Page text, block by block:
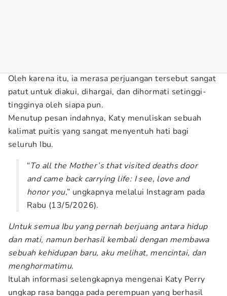
Oleh karena itu, ia merasa perjuangan tersebut sangat
patut untuk diakui, dihargai, dan dihormati setinggi-
tingginya oleh siapa pun.
Menutup pesan indahnya, Katy menuliskan sebuah
kalimat puitis yang sangat menyentuh hati bagi
seluruh Ibu.
“To all the Mother’s that visited deaths door
and came back carrying life: I see, love and
honor you,” ungkapnya melalui Instagram pada
Rabu (13/5/2026).
Untuk semua Ibu yang pernah berjuang antara hidup
dan mati, namun berhasil kembali dengan membawa
sebuah kehidupan baru, aku melihat, mencintai, dan
menghormatimu.
Itulah informasi selengkapnya mengenai Katy Perry
ungkap rasa bangga pada perempuan yang berhasil